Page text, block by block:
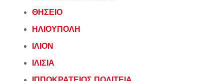
ΘΗΣΕΙΟ
ΗΛΙΟΥΠΟΛΗ
ΙΛΙΟΝ
ΙΛΙΣΙΑ